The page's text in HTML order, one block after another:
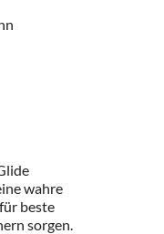
wahre
beste
sorgen.